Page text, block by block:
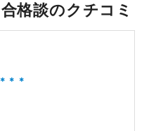
格談のクチコミ
＊＊